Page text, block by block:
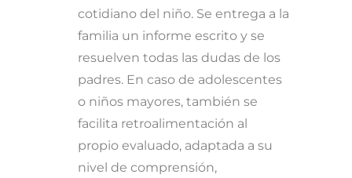
cotidiano del niño. Se entrega a la
familia un informe escrito y se
resuelven todas las dudas de los
padres. En caso de adolescentes
o niños mayores, también se
facilita retroalimentación al
propio evaluado, adaptada a su
nivel de comprensión,